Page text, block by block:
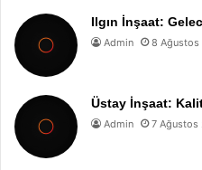
Ilgın İnşaat:
Admin 8 Ağustos
Üstay İnşaat:
Admin 7 Ağustos